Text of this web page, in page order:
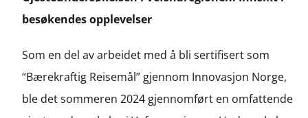
besøkendes opplevelser
Som en del av arbeidet med å bli sertifisert som
“Bærekraftig Reisemål” gjennom Innovasjon Norge,
ble det sommeren 2024 gjennomført en omfattende